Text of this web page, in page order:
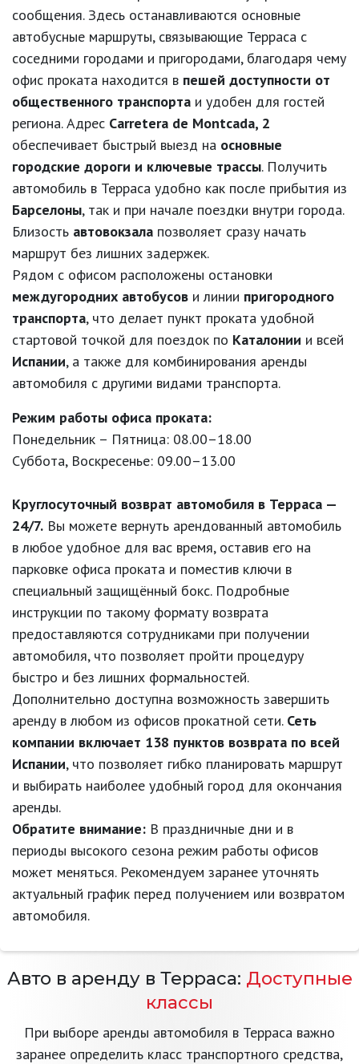
сообщения. Здесь останавливаются основные
автобусные маршруты, связывающие Терраса с
соседними городами и пригородами, благодаря чему
офис проката находится в пешей доступности от
общественного транспорта и удобен для гостей
региона. Адрес Carretera de Montcada, 2
обеспечивает быстрый выезд на основные
городские дороги и ключевые трассы. Получить
автомобиль в Терраса удобно как после прибытия из
Барселоны, так и при начале поездки внутри города.
Близость автовокзала позволяет сразу начать
маршрут без лишних задержек.
Рядом с офисом расположены остановки
междугородних автобусов и линии пригородного
транспорта, что делает пункт проката удобной
стартовой точкой для поездок по Каталонии и всей
Испании, а также для комбинирования аренды
автомобиля с другими видами транспорта.
Режим работы офиса проката:
Понедельник – Пятница: 08.00–18.00
Суббота, Воскресенье: 09.00–13.00
Круглосуточный возврат автомобиля в Терраса —
24/7. Вы можете вернуть арендованный автомобиль
в любое удобное для вас время, оставив его на
парковке офиса проката и поместив ключи в
специальный защищённый бокс. Подробные
инструкции по такому формату возврата
предоставляются сотрудниками при получении
автомобиля, что позволяет пройти процедуру
быстро и без лишних формальностей.
Дополнительно доступна возможность завершить
аренду в любом из офисов прокатной сети. Сеть
компании включает 138 пунктов возврата по всей
Испании, что позволяет гибко планировать маршрут
и выбирать наиболее удобный город для окончания
аренды.
Обратите внимание: В праздничные дни и в
периоды высокого сезона режим работы офисов
может меняться. Рекомендуем заранее уточнять
актуальный график перед получением или возвратом
автомобиля.
Авто в аренду в Терраса: Доступные
классы
При выборе аренды автомобиля в Терраса важно
заранее определить класс транспортного средства,